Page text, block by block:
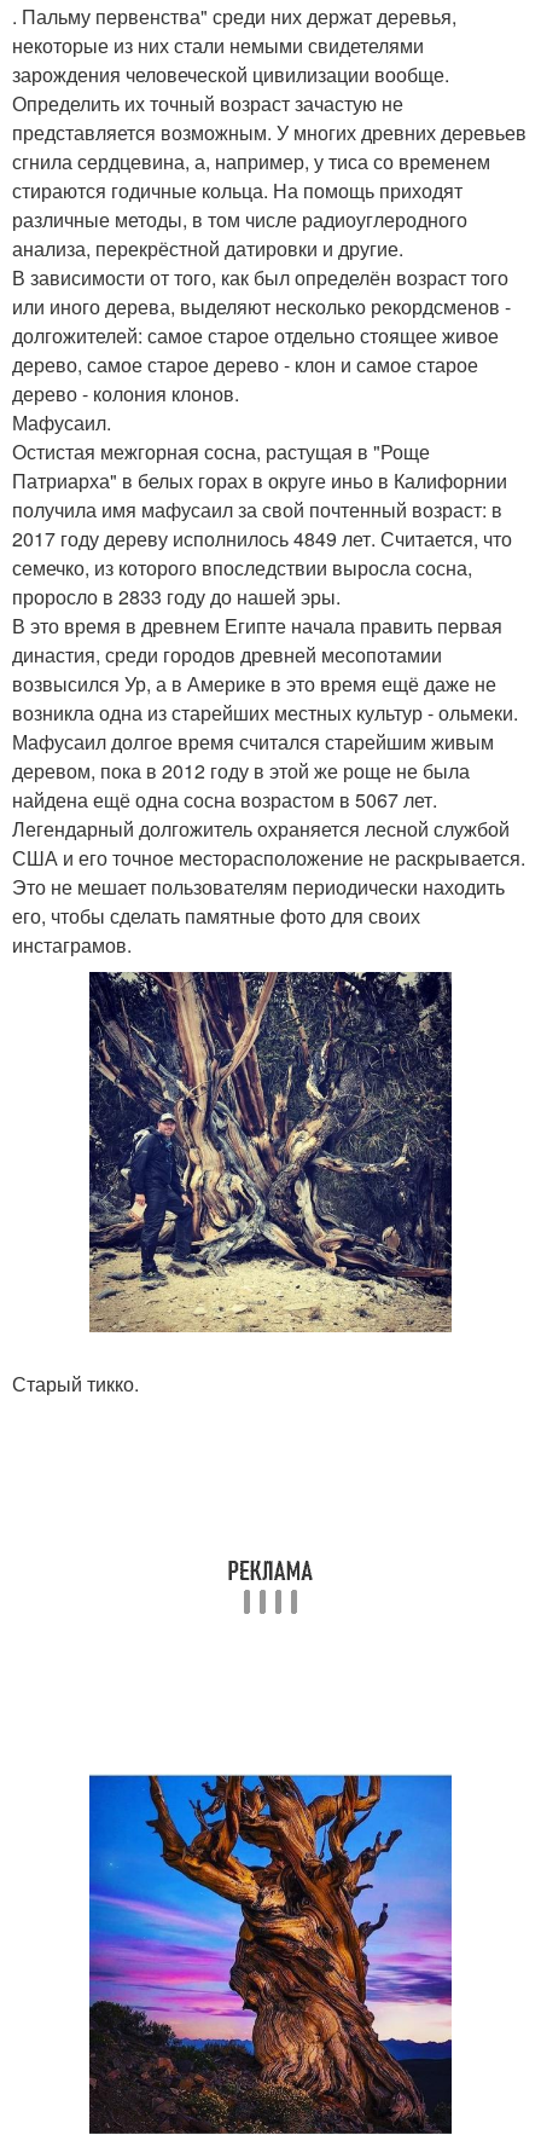
. Пальму первенства" среди них держат деревья,
некоторые из них стали немыми свидетелями
зарождения человеческой цивилизации вообще.
Определить их точный возраст зачастую не
представляется возможным. У многих древних деревьев
сгнила сердцевина, а, например, у тиса со временем
стираются годичные кольца. На помощь приходят
различные методы, в том числе радиоуглеродного
анализа, перекрёстной датировки и другие.
В зависимости от того, как был определён возраст того
или иного дерева, выделяют несколько рекордсменов -
долгожителей: самое старое отдельно стоящее живое
дерево, самое старое дерево - клон и самое старое
дерево - колония клонов.
Мафусаил.
Остистая межгорная сосна, растущая в "Роще
Патриарха" в белых горах в округе иньо в Калифорнии
получила имя мафусаил за свой почтенный возраст: в
2017 году дереву исполнилось 4849 лет. Считается, что
семечко, из которого впоследствии выросла сосна,
проросло в 2833 году до нашей эры.
В это время в древнем Египте начала править первая
династия, среди городов древней месопотамии
возвысился Ур, а в Америке в это время ещё даже не
возникла одна из старейших местных культур - ольмеки.
Мафусаил долгое время считался старейшим живым
деревом, пока в 2012 году в этой же роще не была
найдена ещё одна сосна возрастом в 5067 лет.
Легендарный долгожитель охраняется лесной службой
США и его точное месторасположение не раскрывается.
Это не мешает пользователям периодически находить
его, чтобы сделать памятные фото для своих
инстаграмов.
Старый тикко.